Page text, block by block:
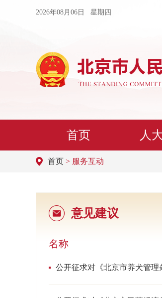
2026年08月06日 星期四
首页 人
首页 > 服务互动